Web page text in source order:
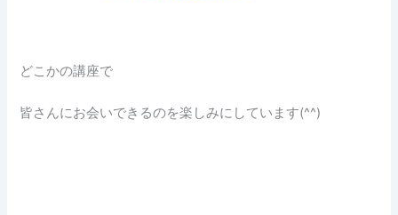
どこかの講座で
皆さんにお会いできるのを楽しみにしています(^^)